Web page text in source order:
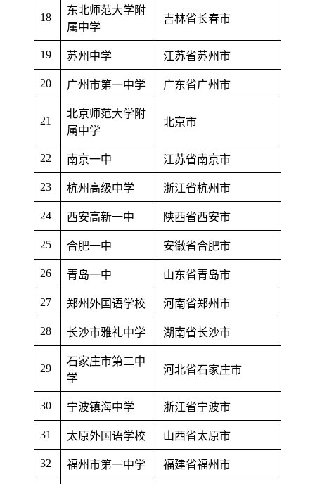
18
东北师范大学附
属中学
吉林省长春市
19 苏州中学 江苏省苏州市
20 广州市第一中学 广东省广州市
21
北京师范大学附
属中学
北京市
22 南京一中 江苏省南京市
23 杭州高级中学 浙江省杭州市
24 西安高新一中 陕西省西安市
25 合肥一中 安徽省合肥市
26 青岛一中 山东省青岛市
27 郑州外国语学校 河南省郑州市
28 长沙市雅礼中学 湖南省长沙市
29
石家庄市第二中
学
河北省石家庄市
30 宁波镇海中学 浙江省宁波市
31 太原外国语学校 山西省太原市
32 福州市第一中学 福建省福州市